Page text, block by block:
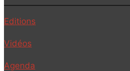
Editions
Vidéos
Agenda